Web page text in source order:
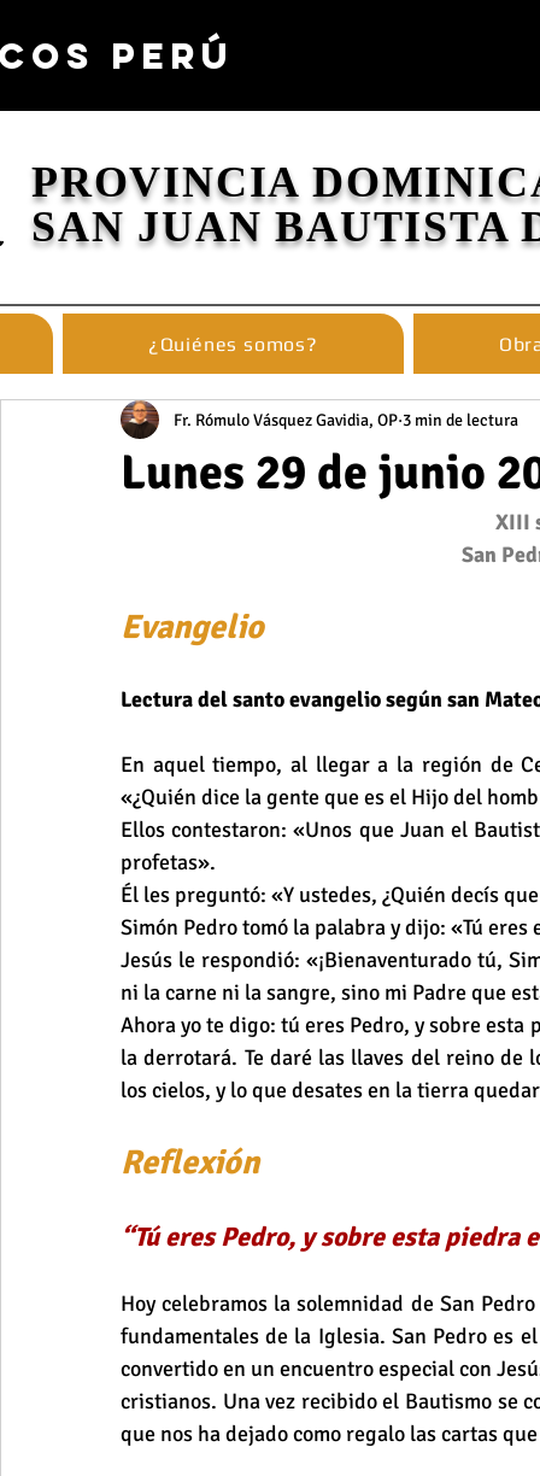
PERÚ
PROVINCIA
SAN JUAN BAUTISTA
¿Quiénes somos?
Lunes 29 de junio
Fr. Rómulo Vásquez Gavidia, OP 3 min de lectura
XIII
San
Evangelio
Lectura del santo evangelio según san
En aquel tiempo, al llegar a la región de
«¿Quién dice la gente que es el Hijo del
Ellos contestaron: «Unos que Juan el
profetas».
Él les preguntó: «Y ustedes, ¿Quién decís
Simón Pedro tomó la palabra y dijo: «Tú
Jesús le respondió: «¡Bienaventurado tú,
ni la carne ni la sangre, sino mi Padre que
Ahora yo te digo: tú eres Pedro, y sobre
la derrotará. Te daré las llaves del reino de
los cielos, y lo que desates en la tierra
Reflexión
“Tú eres Pedro, y sobre esta
Hoy celebramos la solemnidad de San
fundamentales de la Iglesia. San Pedro es
convertido en un encuentro especial con
cristianos. Una vez recibido el Bautismo se
que nos ha dejado como regalo las cartas